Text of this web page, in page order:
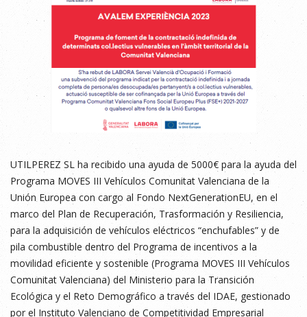
UTILPEREZ SL ha recibido una ayuda de 5000€ para la ayuda del
Programa MOVES III Vehículos Comunitat Valenciana de la
Unión Europea con cargo al Fondo NextGenerationEU, en el
marco del Plan de Recuperación, Trasformación y Resiliencia,
para la adquisición de vehículos eléctricos “enchufables” y de
pila combustible dentro del Programa de incentivos a la
movilidad eficiente y sostenible (Programa MOVES III Vehículos
Comunitat Valenciana) del Ministerio para la Transición
Ecológica y el Reto Demográfico a través del IDAE, gestionado
por el Instituto Valenciano de Competitividad Empresarial